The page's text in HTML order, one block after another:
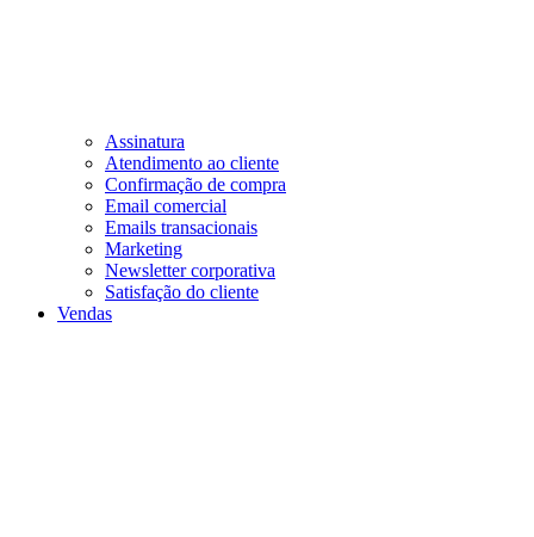
Assinatura
Atendimento ao cliente
Confirmação de compra
Email comercial
Emails transacionais
Marketing
Newsletter corporativa
Satisfação do cliente
Vendas